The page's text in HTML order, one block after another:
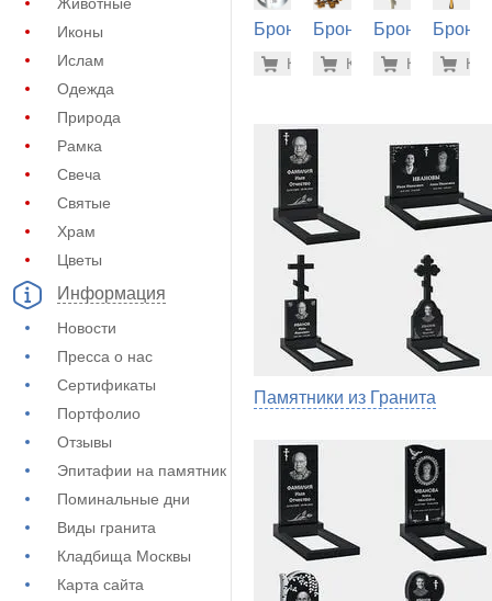
Иконы
Ислам
Одежда
Природа
Рамка
Свеча
Святые
Храм
Цветы
Информация
Новости
Пресса о нас
Сертификаты
Портфолио
Отзывы
Эпитафии на памятник
Поминальные дни
Виды гранита
Кладбища Москвы
Карта сайта
Бронза
памятник
-7% 33.900
Купить
Бронза
памятник
-7%
Купить
Бронза
памятник
-
Купить
Бронза
Памятники из Гранита